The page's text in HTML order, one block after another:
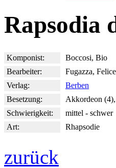
Rapsodia
Komponist:
Boccosi, Bio
Bearbeiter:
Fugazza, Felice
Verlag:
Berben
Besetzung:
Akkordeon
Schwierigkeit:
mittel - schwer
Art:
Rhapsodie
zurück